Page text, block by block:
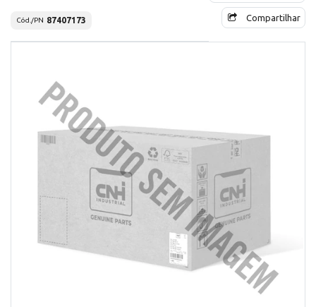
Cód./PN 87407173 Compartilhar